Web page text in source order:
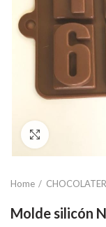
Home
Molde silicón